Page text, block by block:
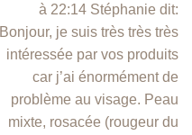
à 22:14 Stéphanie dit:
Bonjour, je suis très très très
intéressée par vos produits
car j’ai énormément de
problème au visage. Peau
mixte, rosacée (rougeur du